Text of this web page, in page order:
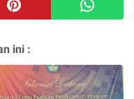
ini :